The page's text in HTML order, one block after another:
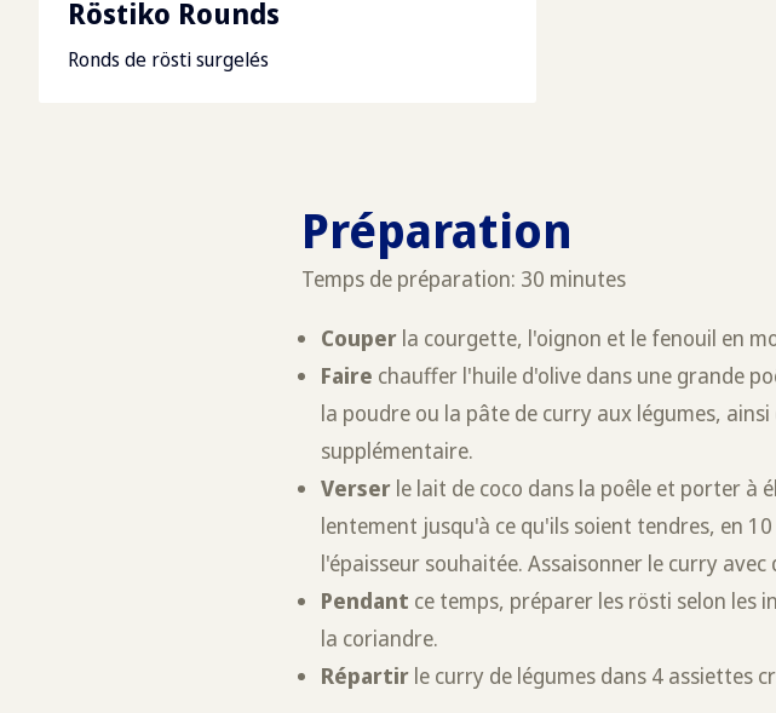
Röstiko Rounds
Ronds de rösti surgelés
Préparation
Temps de préparation: 30 minutes
Couper la courgette, l'oignon et le fenouil en
Faire chauffer l'huile d'olive dans une grande
la poudre ou la pâte de curry aux légumes,
supplémentaire.
Verser le lait de coco dans la poêle et porter à
lentement jusqu'à ce qu'ils soient tendres, en
l'épaisseur souhaitée. Assaisonner le curry avec
Pendant ce temps, préparer les rösti selon les
la coriandre.
Répartir le curry de légumes dans 4 assiettes